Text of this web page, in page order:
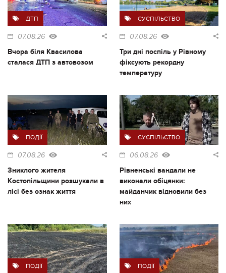
ДТП
07.08.26
Вчора біля Квасилова
сталася ДТП з автовозом
СУСПІЛЬСТВО
07.08.26
Три дні поспіль у Рівному
фіксують рекордну
температуру
ПОДІЇ
07.08.26
Зниклого жителя
Костопільщини розшукали в
лісі без ознак життя
СУСПІЛЬСТВО
06.08.26
Рівненські вандали не
виконали обіцянки:
майданчик відновили без
них
ПОДІЇ ПОДІЇ